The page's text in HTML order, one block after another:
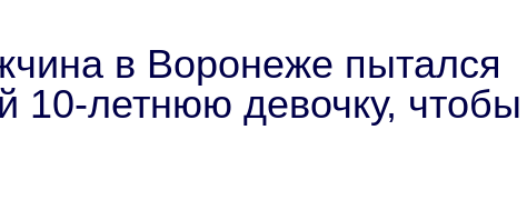
в Воронеже пытался
10-летнюю девочку, чтобы